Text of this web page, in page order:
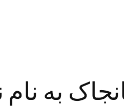
به نام